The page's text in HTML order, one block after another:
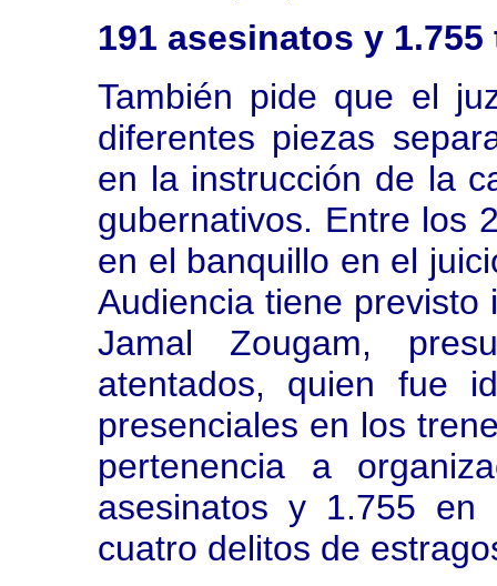
191 asesinatos y
También pide que el
diferentes piezas
en la instrucción de la
gubernativos. Entre los
en el banquillo en el
Audiencia tiene
Jamal Zougam,
atentados, quien fue
presenciales en los
pertenencia a
asesinatos y 1.755
cuatro delitos de